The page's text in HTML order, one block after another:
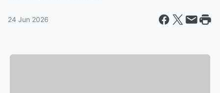
24 Jun 2026